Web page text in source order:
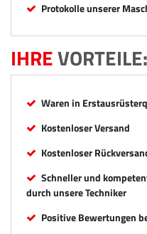
Protokolle unserer
IHREVORTEILE:
Waren in
Kostenloser Versand
Kostenloser
Schneller und
durch unsere Techniker
Positive Bewertungen